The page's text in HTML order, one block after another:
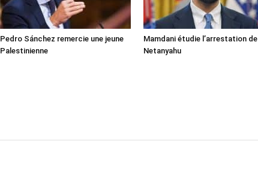
Pedro Sánchez remercie une jeune
Palestinienne
Mamdani étudie l’arrestation de
Netanyahu